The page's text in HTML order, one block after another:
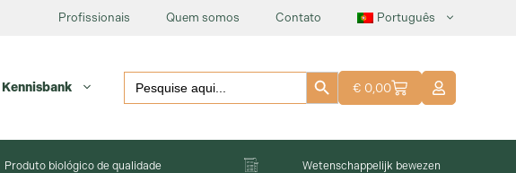
Profissionais Quem somos Contato Português
Kennisbank
Pesquisar
por:
Botão Pesquisar
€ 0,00
Produto biológico de qualidade
Wetenschappelijk bewezen